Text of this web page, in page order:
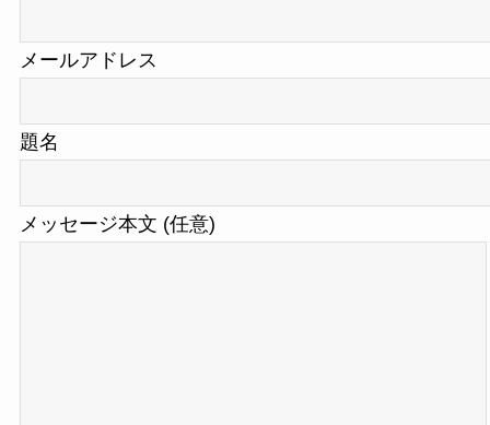
メールアドレス
題名
メッセージ本文 (任意)